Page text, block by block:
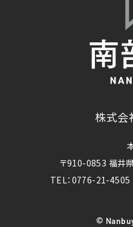
株式会
〒910-0853 福井
TEL：0776-21-4505
©